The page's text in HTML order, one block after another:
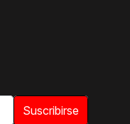
Suscribirse